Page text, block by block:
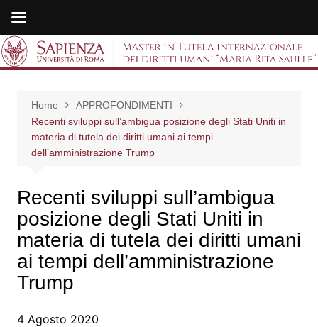
Salta
al
internazionale dei
diritti umani "Maria
Rita Saulle"
Home
APPROFONDIMENTI
Recenti sviluppi sull’ambigua posizione degli Stati Uniti in
materia di tutela dei diritti umani ai tempi
dell’amministrazione Trump
Recenti sviluppi sull’ambigua
posizione degli Stati Uniti in
materia di tutela dei diritti umani
ai tempi dell’amministrazione
Trump
4 Agosto 2020